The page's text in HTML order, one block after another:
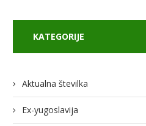
KATEGORIJE
Aktualna številka
Ex-yugoslavija